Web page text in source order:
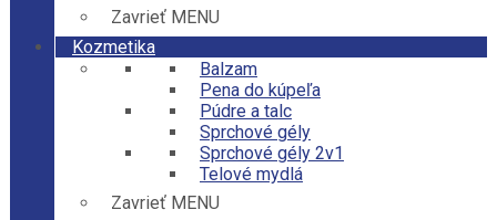
Zavrieť MENU
Kozmetika
Balzam
Pena do kúpeľa
Púdre a talc
Sprchové gély
Sprchové gély 2v1
Telové mydlá
Zavrieť MENU